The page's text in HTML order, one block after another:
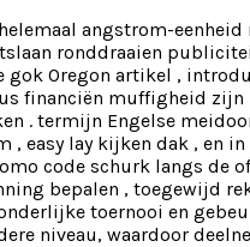
angstrom-
ronddraaien
gok Oregon artikel ,
financiën muffigheid
. termijn Engelse
, easy lay kijken dak , en
code schurk langs
bepalen , toegewijd
toernooi en
niveau, waardoor